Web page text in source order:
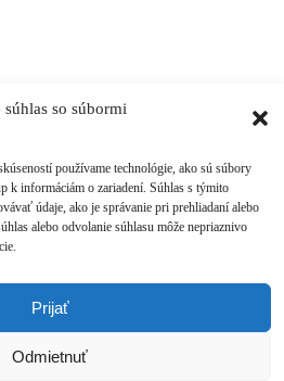
súhlas so súbormi
používame technológie, ako sú súbory
k informáciám o zariadení. Súhlas s týmito
údaje, ako je správanie pri prehliadaní alebo
alebo odvolanie súhlasu môže nepriaznivo
Prijať
Odmietnuť